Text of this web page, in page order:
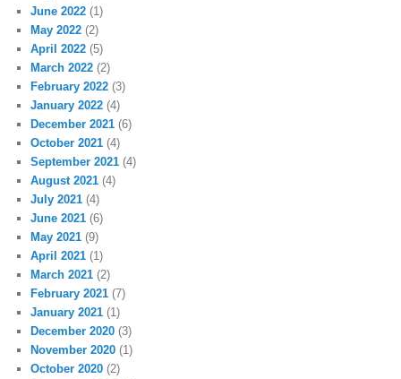
June 2022 (1)
May 2022 (2)
April 2022 (5)
March 2022 (2)
February 2022 (3)
January 2022 (4)
December 2021 (6)
October 2021 (4)
September 2021 (4)
August 2021 (4)
July 2021 (4)
June 2021 (6)
May 2021 (9)
April 2021 (1)
March 2021 (2)
February 2021 (7)
January 2021 (1)
December 2020 (3)
November 2020 (1)
October 2020 (2)